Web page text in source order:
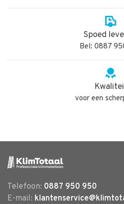
Spoed
Bel: 0887
voor een
Telefoon: 0887 950 950
E-mail: